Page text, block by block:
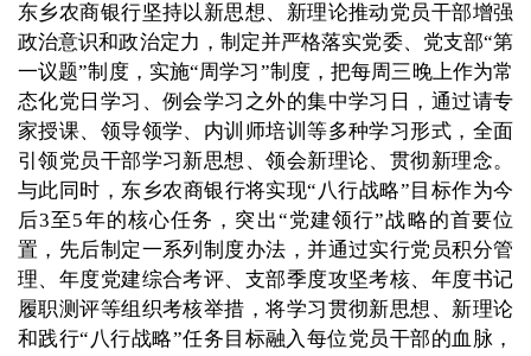
东乡农商银行坚持以新思想、新理论推动党员干部增强
政治意识和政治定力，制定并严格落实党委、党支部“第
一议题”制度，实施“周学习”制度，把每周三晚上作为常
态化党日学习、例会学习之外的集中学习日，通过请专
家授课、领导领学、内训师培训等多种学习形式，全面
引领党员干部学习新思想、领会新理论、贯彻新理念。
与此同时，东乡农商银行将实现“八行战略”目标作为今
后3至5年的核心任务，突出“党建领行”战略的首要位
置，先后制定一系列制度办法，并通过实行党员积分管
理、年度党建综合考评、支部季度攻坚考核、年度书记
履职测评等组织考核举措，将学习贯彻新思想、新理论
和践行“八行战略”任务目标融入每位党员干部的血脉，